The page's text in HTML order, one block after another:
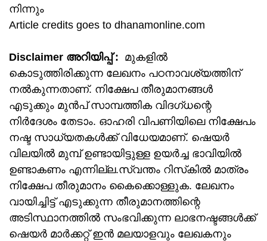
നിന്നും
Article credits goes to dhanamonline.com
Disclaimer അറിയിപ്പ് : മുകളില്‍
കൊടുത്തിരിക്കുന്ന ലേഖനം പഠനാവശ്യത്തിന്
നൽകുന്നതാണ്. നിക്ഷേപ തീരുമാനങ്ങള്‍
എടുക്കും മുന്‍പ് സാമ്പത്തിക വിദഗ്ധന്റെ
നിര്‍ദേശം തേടാം. ഓഹരി വിപണിയിലെ നിക്ഷേപം
നഷ്ട സാധ്യതകള്‍ക്ക് വിധേയമാണ്. ഷെയർ
വിലയിൽ മുമ്പ് ഉണ്ടായിട്ടുള്ള ഉയർച്ച ഭാവിയിൽ
ഉണ്ടാകണം എന്നില്ല.സ്വന്തം റിസ്‌കില്‍ മാത്രം
നിക്ഷേപ തീരുമാനം കൈക്കൊള്ളുക. ലേഖനം
വായിച്ചിട്ട് എടുക്കുന്ന തീരുമാനത്തിന്റെ
അടിസ്ഥാനത്തില്‍ സംഭവിക്കുന്ന ലാഭനഷ്ടങ്ങള്‍ക്ക്
ഷെയർ മാർക്കറ്റ് ഇൻ മലയാളവും ലേഖകനും